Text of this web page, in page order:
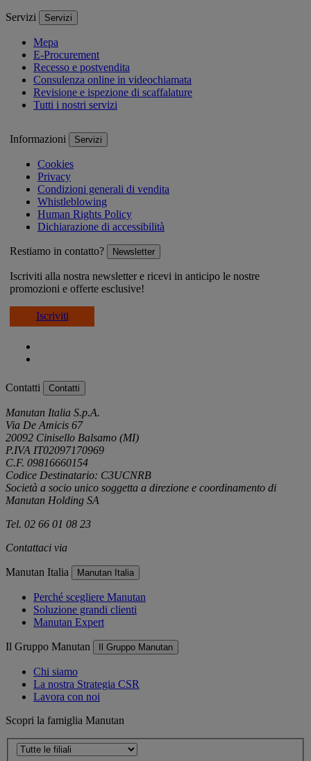
Servizi Servizi
Mepa
E-Procurement
Recesso e postvendita
Consulenza online in videochiamata
Revisione e ispezione di scaffalature
Tutti i nostri servizi
Informazioni Servizi
Cookies
Privacy
Condizioni generali di vendita
Whistleblowing
Human Rights Policy
Dichiarazione di accessibilità
Restiamo in contatto? Newsletter
Iscriviti alla nostra newsletter e ricevi in anticipo le nostre
promozioni e offerte esclusive!
Iscriviti
Contatti Contatti
Manutan Italia S.p.A.
Via De Amicis 67
20092 Cinisello Balsamo (MI)
P.IVA IT02097170969
C.F. 09816660154
Codice Destinatario: C3UCNRB
Società a socio unico soggetta a direzione e coordinamento di
Manutan Holding SA
Tel. 02 66 01 08 23
Contattaci via
Manutan Italia Manutan Italia
Perché scegliere Manutan
Soluzione grandi clienti
Manutan Expert
Il Gruppo Manutan Il Gruppo Manutan
Chi siamo
La nostra Strategia CSR
Lavora con noi
Scopri la famiglia Manutan